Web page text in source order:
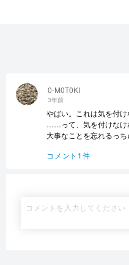
0-M0T0KI
3年前
やばい。これは気を付け
……って、気を付けなけ
大事なことを忘れるっち
コメント1件